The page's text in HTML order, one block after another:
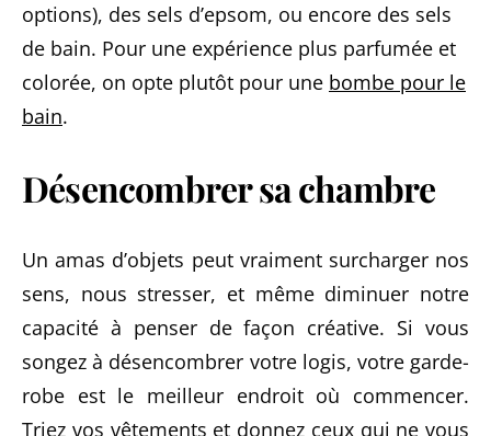
options), des sels d’epsom, ou encore des sels
de bain. Pour une expérience plus parfumée et
colorée, on opte plutôt pour une bombe pour le
bain.
Désencombrer sa chambre
Un amas d’objets peut vraiment surcharger nos
sens, nous stresser, et même diminuer notre
capacité à penser de façon créative. Si vous
songez à désencombrer votre logis, votre garde-
robe est le meilleur endroit où commencer.
Triez vos vêtements et donnez ceux qui ne vous